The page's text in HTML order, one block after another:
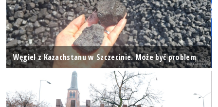
Węgiel z Kazachstanu w Szczecinie. Może być problem